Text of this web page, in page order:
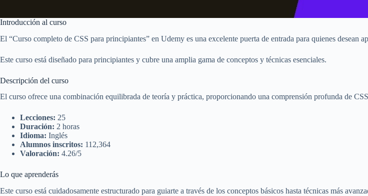
Introducción al curso
El “Curso completo de CSS para principiantes” en Udemy es una excelente puerta de entrada para quienes desean
Este curso está diseñado para principiantes y cubre una amplia gama de conceptos y técnicas esenciales.
Descripción del curso
El curso ofrece una combinación equilibrada de teoría y práctica, proporcionando una comprensión profunda de
Lecciones: 25
Duración: 2 horas
Idioma: Inglés
Alumnos inscritos: 112,364
Valoración: 4.26/5
Lo que aprenderás
Este curso está cuidadosamente estructurado para guiarte a través de los conceptos básicos hasta técnicas más